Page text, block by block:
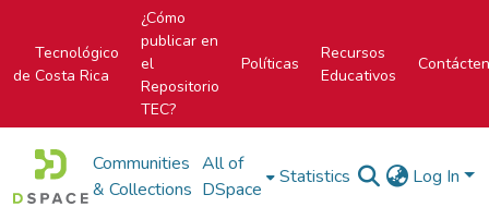
Tecnológico
de Costa Rica
¿Cómo
publicar en
el
Repositorio
TEC?
Políticas
Recursos
Educativos
Communities
& Collections
All of
DSpace
Statistics Log In